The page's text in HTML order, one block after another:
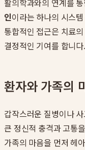
활의학과와의 연계를
인이라는 하나의 시스
통합적인 접근은 치료
결정적인 기여를 합니다.
환자와 가족의
갑작스러운 질병이나
큰 정신적 충격과 고통
가족의 마음을 먼저 헤